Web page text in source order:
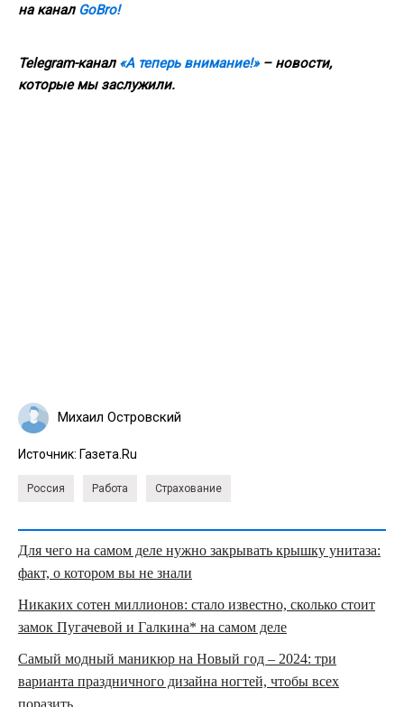
на канал GoBro!
Telegram-канал «А теперь внимание!»– новости,
которые мы заслужили.
Михаил Островский
Источник: Газета.Ru
Россия Работа Страхование
Для чего на самом деле нужно закрывать крышку унитаза:
факт, о котором вы не знали
Никаких сотен миллионов: стало известно, сколько стоит
замок Пугачевой и Галкина* на самом деле
Самый модный маникюр на Новый год – 2024: три
варианта праздничного дизайна ногтей, чтобы всех
поразить